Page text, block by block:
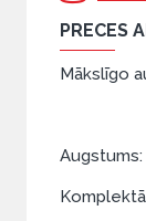
PRECES
Mākslīgo
Augstums: